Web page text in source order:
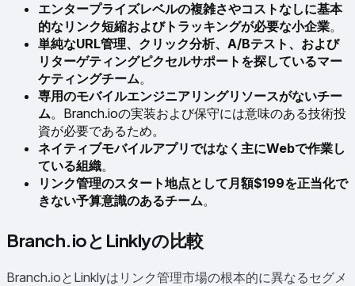
エンタープライズレベルの複雑さやコストなしに基本
的なリンク短縮およびトラッキングが必要な小企業。
単純なURL管理、クリック分析、A/Bテスト、および
リターゲティングピクセルサポートを探しているマー
ケティングチーム。
専用のモバイルエンジニアリングリソースがないチー
ム。Branch.ioの実装および保守には意味のある技術投
資が必要であるため。
ネイティブモバイルアプリではなく主にWebで作業し
ている組織。
リンク管理のスタート地点として月額$199を正当化で
きない予算意識のあるチーム。
Branch.ioとLinklyの比較
Branch.ioとLinklyはリンク管理市場の根本的に異なるセグメ